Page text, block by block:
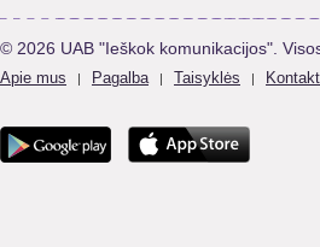
© 2026 UAB "Ieškok komunikacijos".
Apie mus | Pagalba | Taisyklės |